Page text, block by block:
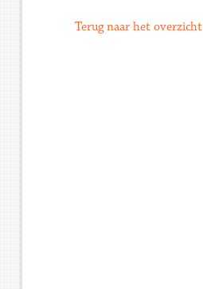
Terug naar het overzicht